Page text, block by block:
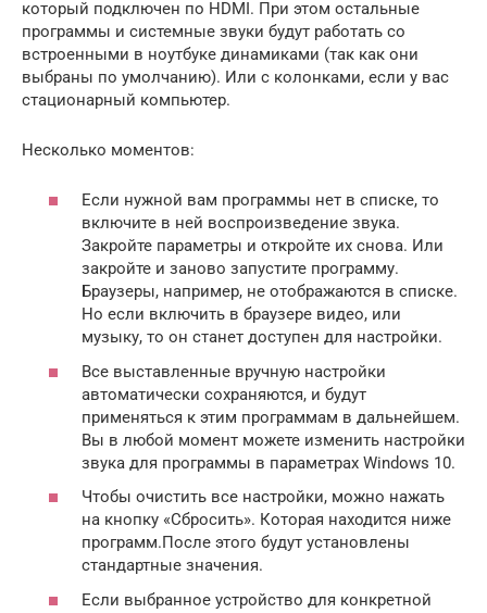
который подключен по HDMI. При этом остальные
программы и системные звуки будут работать со
встроенными в ноутбуке динамиками (так как они
выбраны по умолчанию). Или с колонками, если у вас
стационарный компьютер.
Несколько моментов:
Если нужной вам программы нет в списке, то
включите в ней воспроизведение звука.
Закройте параметры и откройте их снова. Или
закройте и заново запустите программу.
Браузеры, например, не отображаются в списке.
Но если включить в браузере видео, или
музыку, то он станет доступен для настройки.
Все выставленные вручную настройки
автоматически сохраняются, и будут
применяться к этим программам в дальнейшем.
Вы в любой момент можете изменить настройки
звука для программы в параметрах Windows 10.
Чтобы очистить все настройки, можно нажать
на кнопку «Сбросить». Которая находится ниже
программ.После этого будут установлены
стандартные значения.
Если выбранное устройство для конкретной